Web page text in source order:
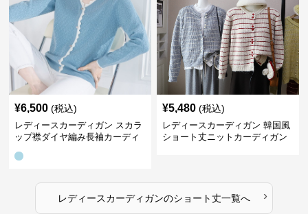
¥6,500 (税込)
レディースカーディガン スカラ
ップ襟ダイヤ編み長袖カーディ
¥5,480 (税込)
レディースカーディガン 韓国風
ショート丈ニットカーディガン
レディースカーディガンのショート丈一覧へ ›